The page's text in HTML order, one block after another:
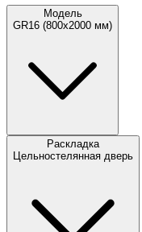
Модель
GR16 (800х2000 мм)
Раскладка
Цельностелянная дверь